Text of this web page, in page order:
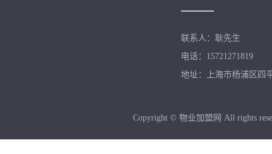
联系人：耿先生
电话：15721271819
地址：上海市杨浦区四
Copyright © 物业加盟网 All rights